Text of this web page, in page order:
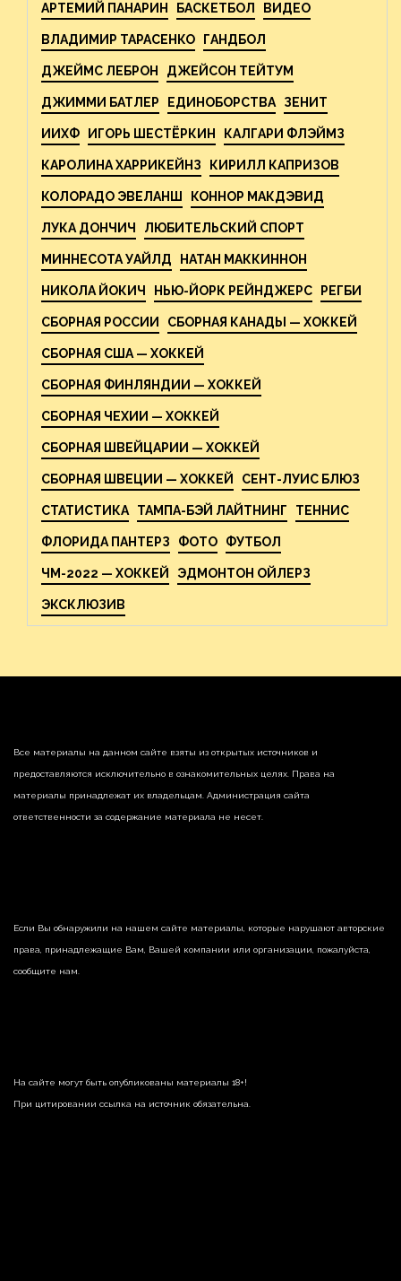
АРТЕМИЙ ПАНАРИН БАСКЕТБОЛ ВИДЕО
ВЛАДИМИР ТАРАСЕНКО ГАНДБОЛ
ДЖЕЙМС ЛЕБРОН ДЖЕЙСОН ТЕЙТУМ
ДЖИММИ БАТЛЕР ЕДИНОБОРСТВА ЗЕНИТ
ИИХФ ИГОРЬ ШЕСТЁРКИН КАЛГАРИ ФЛЭЙМЗ
КАРОЛИНА ХАРРИКЕЙНЗ КИРИЛЛ КАПРИЗОВ
КОЛОРАДО ЭВЕЛАНШ КОННОР МАКДЭВИД
ЛУКА ДОНЧИЧ ЛЮБИТЕЛЬСКИЙ СПОРТ
МИННЕСОТА УАЙЛД НАТАН МАККИННОН
НИКОЛА ЙОКИЧ НЬЮ-ЙОРК РЕЙНДЖЕРС РЕГБИ
СБОРНАЯ РОССИИ СБОРНАЯ КАНАДЫ — ХОККЕЙ
СБОРНАЯ США — ХОККЕЙ
СБОРНАЯ ФИНЛЯНДИИ — ХОККЕЙ
СБОРНАЯ ЧЕХИИ — ХОККЕЙ
СБОРНАЯ ШВЕЙЦАРИИ — ХОККЕЙ
СБОРНАЯ ШВЕЦИИ — ХОККЕЙ СЕНТ-ЛУИС БЛЮЗ
СТАТИСТИКА ТАМПА-БЭЙ ЛАЙТНИНГ ТЕННИС
ФЛОРИДА ПАНТЕРЗ ФОТО ФУТБОЛ
ЧМ-2022 — ХОККЕЙ ЭДМОНТОН ОЙЛЕРЗ
ЭКСКЛЮЗИВ
Все материалы на данном сайте взяты из открытых источников и
предоставляются исключительно в ознакомительных целях. Права на
материалы принадлежат их владельцам. Администрация сайта
ответственности за содержание материала не несет.
Если Вы обнаружили на нашем сайте материалы, которые нарушают авторские
права, принадлежащие Вам, Вашей компании или организации, пожалуйста,
сообщите нам.
На сайте могут быть опубликованы материалы 18+!
При цитировании ссылка на источник обязательна.